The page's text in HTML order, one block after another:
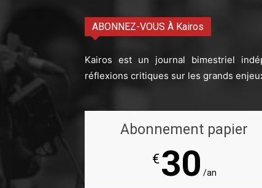
ABONNEZ-VOUS À Kairos
Kairos est un journal bimestriel
réflexions critiques sur les grands
Abonnement papier
€30 /an